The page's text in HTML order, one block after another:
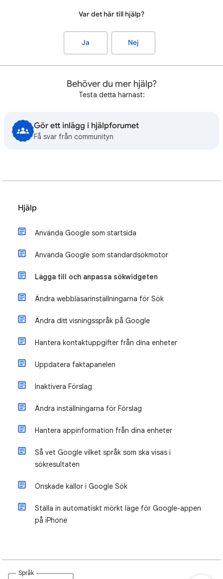
Var det här till hjälp?
Ja Nej
Behöver du mer hjälp?
Testa detta härnäst:
Gör ett inlägg i hjälpforumet
Få svar från communityn
Hjälp
Använda Google som startsida
Använda Google som standardsökmotor
Lägga till och anpassa sökwidgeten
Ändra webbläsarinställningarna för Sök
Ändra ditt visningsspråk på Google
Hantera kontaktuppgifter från dina enheter
Uppdatera faktapanelen
Inaktivera Förslag
Ändra inställningarna för Förslag
Hantera appinformation från dina enheter
Så vet Google vilket språk som ska visas i
sökresultaten
Önskade källor i Google Sök
Ställa in automatiskt mörkt läge för Google-appen
på iPhone
Språk